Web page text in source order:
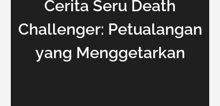
Cerita Seru Death
Challenger: Petualangan
yang Menggetarkan